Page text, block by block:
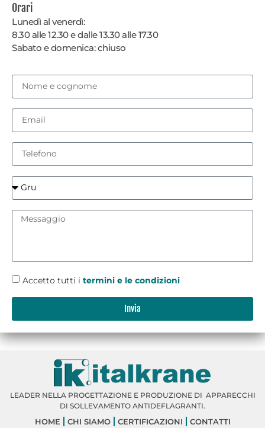
Accetto tutti i termini e le condizioni
Invia
Orari
Lunedì al venerdì:
8.30 alle 12.30 e dalle 13.30 alle 17.30
Sabato e domenica: chiuso
LEADER NELLA PROGETTAZIONE E PRODUZIONE DI APPARECCHI
DI SOLLEVAMENTO ANTIDEFLAGRANTI.
HOME CHI SIAMO CERTIFICAZIONI CONTATTI